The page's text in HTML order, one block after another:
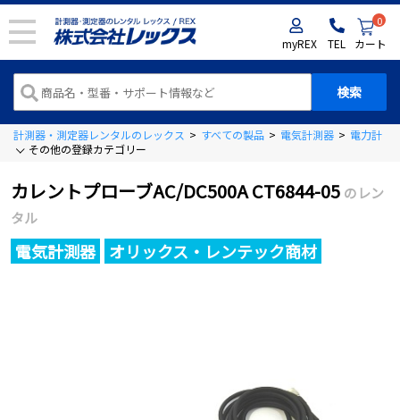
myREX TEL
0
カート
計測器・測定器レンタルのレックス > すべての製品 > 電気計測器 > 電力計
その他の登録カテゴリー
カレントプローブAC/DC500A CT6844-05 のレン
タル
電気計測器 オリックス・レンテック商材